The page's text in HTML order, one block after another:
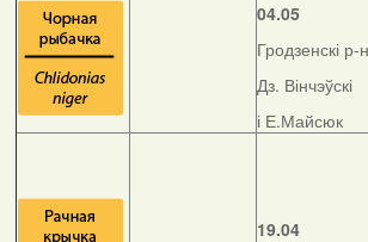
04.05
Гродзенскі р-
Дз. Вінчэўскі
і Е.Майсюк
19.04